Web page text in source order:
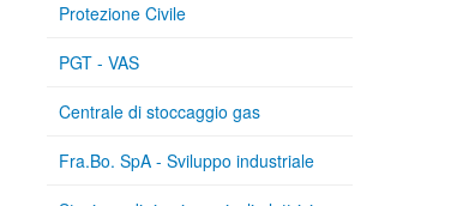
Protezione Civile
PGT - VAS
Centrale di stoccaggio gas
Fra.Bo. SpA - Sviluppo industriale